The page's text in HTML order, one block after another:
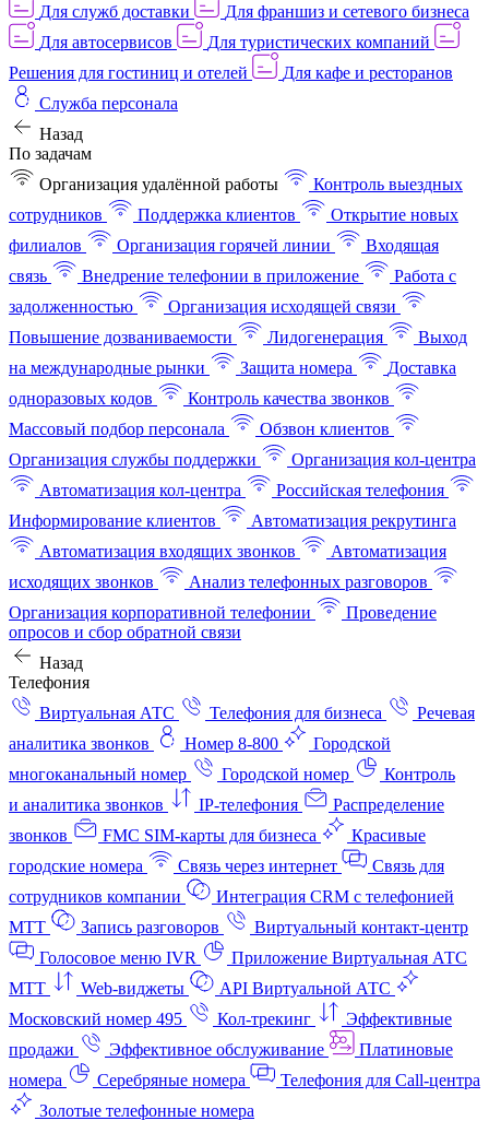
Для служб доставки
Для франшиз и сетевого бизнеса
Для автосервисов
Для туристических компаний
Решения для гостиниц и отелей
Для кафе и ресторанов
Служба персонала
Назад
По задачам
Организация удалённой работы
Контроль выездных
сотрудников
Поддержка клиентов
Открытие новых
филиалов
Организация горячей линии
Входящая
связь
Внедрение телефонии в приложение
Работа с
задолженностью
Организация исходящей связи
Повышение дозваниваемости
Лидогенерация
Выход
на международные рынки
Защита номера
Доставка
одноразовых кодов
Контроль качества звонков
Массовый подбор персонала
Обзвон клиентов
Организация службы поддержки
Организация кол-центра
Автоматизация кол-центра
Российская телефония
Информирование клиентов
Автоматизация рекрутинга
Автоматизация входящих звонков
Автоматизация
исходящих звонков
Анализ телефонных разговоров
Организация корпоративной телефонии
Проведение
опросов и сбор обратной связи
Назад
Телефония
Виртуальная АТС
Телефония для бизнеса
Речевая
аналитика звонков
Номер 8-800
Городской
многоканальный номер
Городской номер
Контроль
и аналитика звонков
IP-телефония
Распределение
звонков
FMC SIM-карты для бизнеса
Красивые
городские номера
Связь через интернет
Связь для
сотрудников компании
Интеграция CRM с телефонией
МТТ
Запись разговоров
Виртуальный контакт‑центр
Голосовое меню IVR
Приложение Виртуальная АТС
МТТ
Web-виджеты
API Виртуальной АТС
Московский номер 495
Кол-трекинг
Эффективные
продажи
Эффективное обслуживание
Платиновые
номера
Серебряные номера
Телефония для Call-центра
Золотые телефонные номера